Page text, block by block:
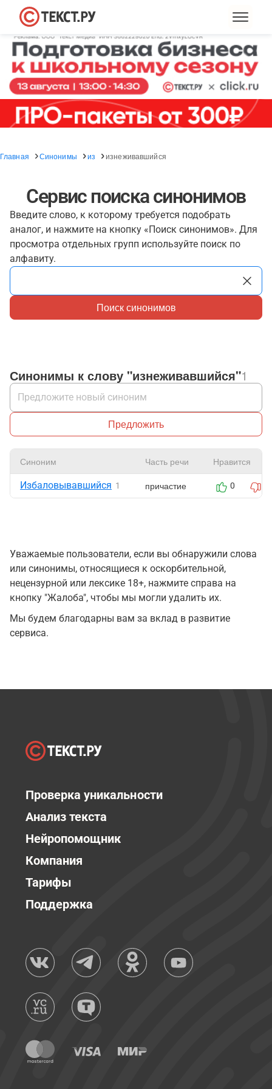
Главная Синонимы из изнеживавшийся
Сервис поиска синонимов
Введите слово, к которому требуется подобрать
аналог, и нажмите на кнопку «Поиск синонимов». Для
просмотра отдельных групп используйте поиск по
алфавиту.
Поиск синонимов
Синонимы к слову "изнеживавшийся"1
Предложить
Синоним Часть речи Нравится
Избаловывавшийся 1 причастие 0
Уважаемые пользователи, если вы обнаружили слова
или синонимы, относящиеся к оскорбительной,
нецензурной или лексике 18+, нажмите справа на
кнопку "Жалоба", чтобы мы могли удалить их.
Мы будем благодарны вам за вклад в развитие
сервиса.
Проверка уникальности
Анализ текста
Нейропомощник
Компания
Тарифы
Поддержка